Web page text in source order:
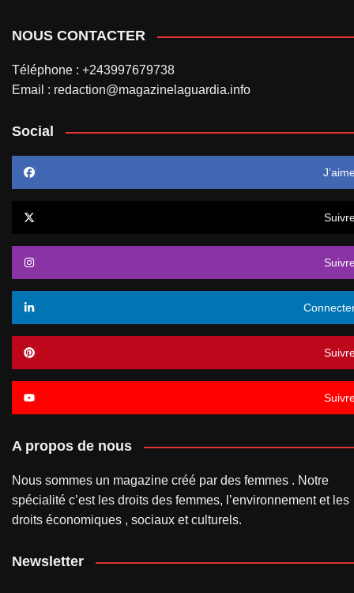
NOUS CONTACTER
Téléphone : +243997679738
Email : redaction@magazinelaguardia.info
Social
A propos de nous
Nous sommes un magazine créé par des femmes . Notre
spécialité c’est les droits des femmes, l’environnement et les
droits économiques , sociaux et culturels.
Newsletter